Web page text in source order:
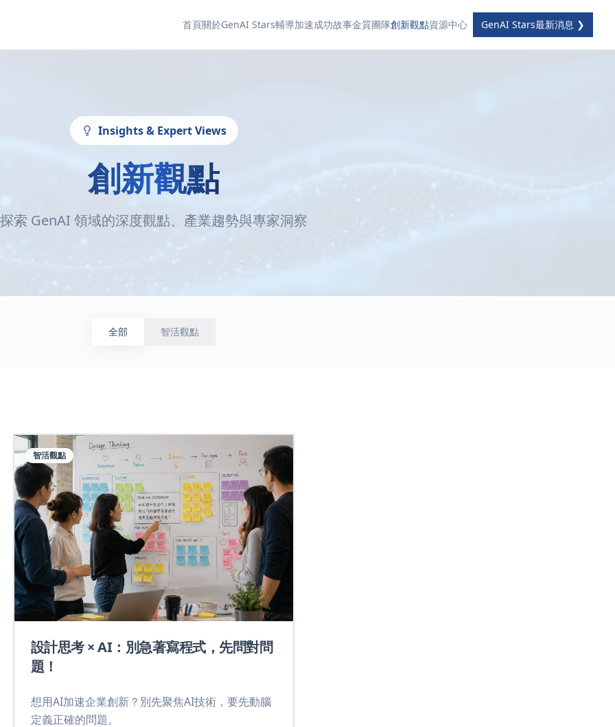
首頁關於GenAI Stars輔導加速成功故事金質團隊創新觀點資源中心 GenAI Stars最新消息 ❯
Insights & Expert Views
創新觀點
探索 GenAI 領域的深度觀點、產業趨勢與專家洞察
全部 智活觀點
智活觀點
設計思考 × AI：別急著寫程式，先問對問
題！
想用AI加速企業創新？別先聚焦AI技術，要先動腦
定義正確的問題。